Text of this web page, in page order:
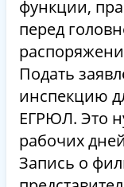
функции,
перед
Подать
инспекцию
ЕГРЮЛ. Это
рабочих
Запись о